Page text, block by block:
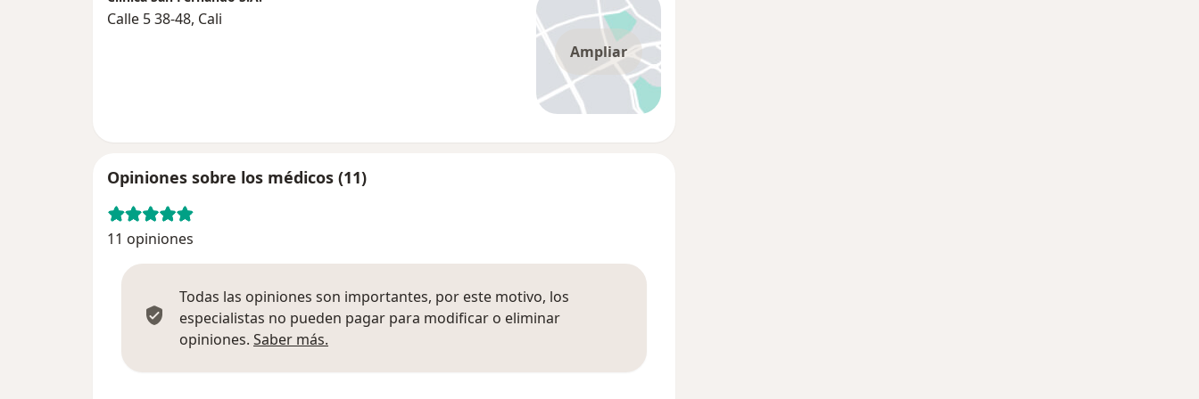
Ampliar
Calle 5 38-48, Cali
Opiniones sobre los médicos (11)
11 opiniones
Todas las opiniones son importantes, por este motivo, los
especialistas no pueden pagar para modificar o eliminar
opiniones. Saber más.